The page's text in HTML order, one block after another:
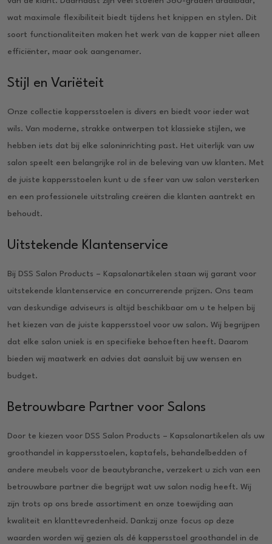
wat maximale flexibiliteit biedt tijdens het knippen en stylen. Dit
soort functionaliteiten maken het werk van de kapper niet alleen
efficiënter, maar ook aangenamer.
Stijl en Variëteit
Onze collectie kappersstoelen is divers en biedt voor ieder wat
wils. Van moderne, strakke ontwerpen tot klassieke stijlen, we
hebben iets dat bij elke saloninrichting past. Het uiterlijk van uw
salon speelt een belangrijke rol in de beleving van uw klanten. Met
de juiste kappersstoelen kunt u de sfeer van uw salon versterken
en een professionele uitstraling creëren die klanten aantrekt en
behoudt.
Uitstekende Klantenservice
Bij DSS Salon Products – Kapsalonartikelen staan wij garant voor
uitstekende klantenservice en concurrerende prijzen. Ons team
van deskundige adviseurs is altijd beschikbaar om u te helpen bij
het kiezen van de juiste kappersstoel voor uw salon. Wij begrijpen
dat elke salon uniek is en specifieke behoeften heeft. Daarom
bieden wij maatwerk en advies dat aansluit bij uw wensen en
budget.
Betrouwbare Partner voor Salons
Door te kiezen voor DSS Salon Products – Kapsalonartikelen als uw
groothandel in kappersstoelen, kaptafels, behandelbedden of
andere meubels voor de beautybranche, verzekert u zich van een
betrouwbare partner die begrijpt wat uw salon nodig heeft. Wij
zijn trots op ons brede assortiment en onze toewijding aan
kwaliteit en klanttevredenheid. Dankzij onze focus op deze
waarden worden wij gezien als dé kappersstoel groothandel in de